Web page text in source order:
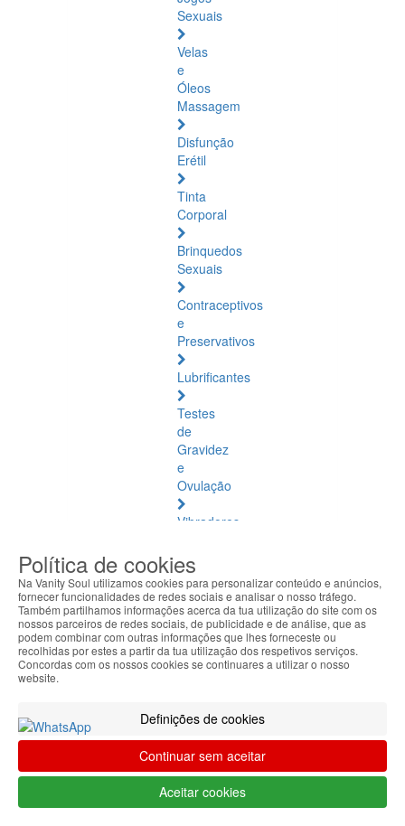
Sexuais
Velas
e
Óleos
Massagem
Disfunção
Erétil
Tinta
Corporal
Brinquedos
Sexuais
Contraceptivos
e
Preservativos
Lubrificantes
Testes
de
Gravidez
e
Ovulação
Vibradores
Estimuladores
Saúde
Natural
Saúde
Natural
Âmbar
Báltico
Articulações
e
Política de cookies
Na Vanity Soul utilizamos cookies para personalizar conteúdo e anúncios,
fornecer funcionalidades de redes sociais e analisar o nosso tráfego.
Também partilhamos informações acerca da tua utilização do site com os
nossos parceiros de redes sociais, de publicidade e de análise, que as
podem combinar com outras informações que lhes forneceste ou
recolhidas por estes a partir da tua utilização dos respetivos serviços.
Concordas com os nossos cookies se continuares a utilizar o nosso
website.
Definições de cookies
Continuar sem aceitar
Aceitar cookies